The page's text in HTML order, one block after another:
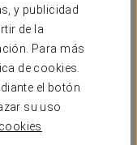
y publicidad
de la
Para más
de cookies.
el botón
su uso